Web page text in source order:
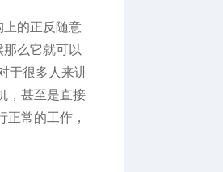
上的正反随意
么它就可以
于很多人来讲
，甚至是直接
常的工作，